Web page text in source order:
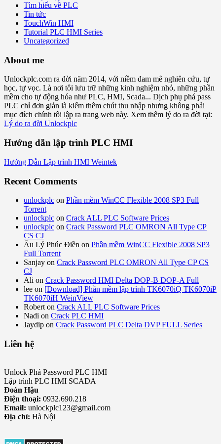
Tìm hiểu về PLC
Tin tức
TouchWin HMI
Tutorial PLC HMI Series
Uncategorized
About me
Unlockplc.com ra đời năm 2014, với niềm đam mê nghiên cứu, tự
học, tự vọc. Là nơi tôi lưu trữ những kinh nghiệm nhỏ, những phần
mềm cho tự động hóa như PLC, HMI, Scada... Dịch phụ phá pass
PLC chỉ đơn giản là kiếm thêm chút thu nhập nhưng không phải
mục đích chính tôi lập ra trang web này. Xem thêm lý do ra đời tại:
Lý do ra đời Unlockplc
Hướng dẫn lập trình PLC HMI
Hướng Dẫn Lập trình HMI Weintek
Recent Comments
unlockplc on Phần mềm WinCC Flexible 2008 SP3 Full
Torrent
unlockplc on Crack ALL PLC Software Prices
unlockplc on Crack Password PLC OMRON All Type CP
CS CJ
Âu Lý Phúc Điền on Phần mềm WinCC Flexible 2008 SP3
Full Torrent
Sanjay on Crack Password PLC OMRON All Type CP CS
CJ
Ali on Crack Password HMI Delta DOP-B DOP-A Full
lee on [Download] Phần mềm lập trình TK6070iQ TK6070iP
TK6070iH WeinView
Robert on Crack ALL PLC Software Prices
Nadi on Crack PLC HMI
Jaydip on Crack Password PLC Delta DVP FULL Series
Liên hệ
Unlock Phá Password PLC HMI
Lập trình PLC HMI SCADA
Đoàn Hậu
Điện thoại: 0932.690.218
Email: unlockplc123@gmail.com
Địa chỉ: Hà Nội